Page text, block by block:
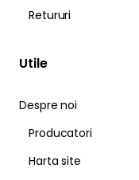
Retururi
Utile
Despre noi
Producatori
Harta site